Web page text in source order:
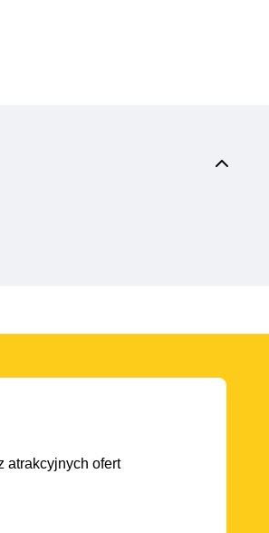
atrakcyjnych ofert